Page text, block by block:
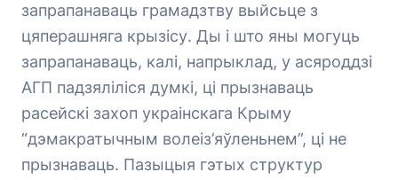
запрапанаваць грамадзтву выйсьце з
цяперашняга крызісу. Ды і што яны могуць
запрапанаваць, калі, напрыклад, у асяроддзі
АГП падзяліліся думкі, ці прызнаваць
расейскі захоп украінскага Крыму
“дэмакратычным волеіз’яўленьнем”, ці не
прызнаваць. Пазыцыя гэтых структур